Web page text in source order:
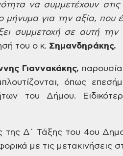
να συμμετέχουν
για την αξία, που
συμμετοχή σε αυτή την
του ο κ. Σημανδηράκης.
Γιαννακάκης,
όπως
του Δήμου.
τηςΔ΄ Τάξης του 4ου
με τις μετακινήσεις